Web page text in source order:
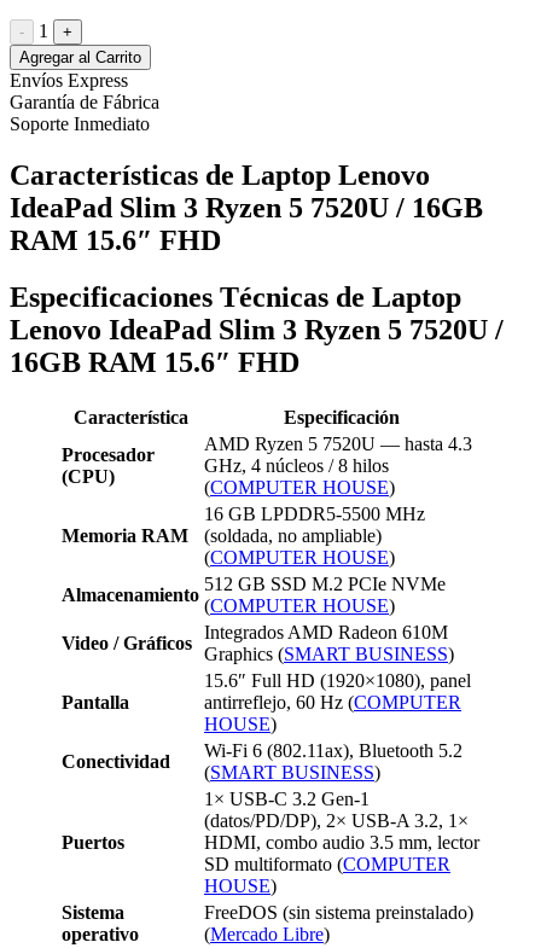
- 1
+
Agregar al Carrito
Envíos Express
Garantía de Fábrica
Soporte Inmediato
Características de Laptop Lenovo
IdeaPad Slim 3 Ryzen 5 7520U / 16GB
RAM 15.6″ FHD
Especificaciones Técnicas de Laptop
Lenovo IdeaPad Slim 3 Ryzen 5 7520U /
16GB RAM 15.6″ FHD
Característica
Especificación
Procesador
(CPU)
AMD Ryzen 5 7520U — hasta 4.3
GHz, 4 núcleos / 8 hilos
(COMPUTER HOUSE)
Memoria RAM
16 GB LPDDR5-5500 MHz
(soldada, no ampliable)
(COMPUTER HOUSE)
Almacenamiento
512 GB SSD M.2 PCIe NVMe
(COMPUTER HOUSE)
Video / Gráficos
Integrados AMD Radeon 610M
Graphics (SMART BUSINESS)
Pantalla
15.6″ Full HD (1920×1080), panel
antirreflejo, 60 Hz (COMPUTER
HOUSE)
Conectividad
Wi-Fi 6 (802.11ax), Bluetooth 5.2
(SMART BUSINESS)
Puertos
1× USB-C 3.2 Gen-1
(datos/PD/DP), 2× USB-A 3.2, 1×
HDMI, combo audio 3.5 mm, lector
SD multiformato (COMPUTER
HOUSE)
Sistema
operativo
FreeDOS (sin sistema preinstalado)
(Mercado Libre)